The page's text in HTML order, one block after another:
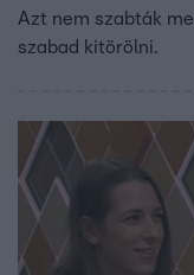
Azt nem szabták
szabad kitörölni.